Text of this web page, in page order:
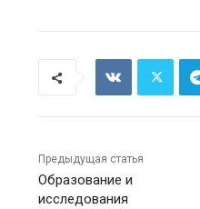
Предыдущая статья
Образование и
исследования